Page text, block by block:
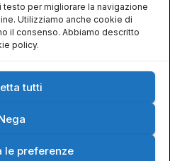
per migliorare la navigazione
Utilizziamo anche cookie di
il consenso. Abbiamo descritto
policy.
tutti
le preferenze
2026 |Web by